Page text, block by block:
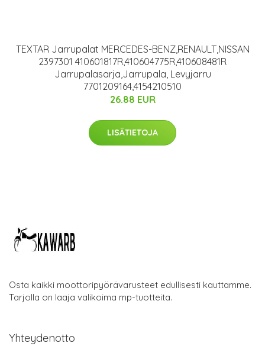
TEXTAR Jarrupalat MERCEDES-BENZ,RENAULT,NISSAN
2397301 410601817R,410604775R,410608481R
Jarrupalasarja,Jarrupala, Levyjarru
7701209164,4154210510
26.88 EUR
LISÄTIETOJA
Osta kaikki moottoripyörävarusteet edullisesti kauttamme.
Tarjolla on laaja valikoima mp-tuotteita.
Yhteydenotto